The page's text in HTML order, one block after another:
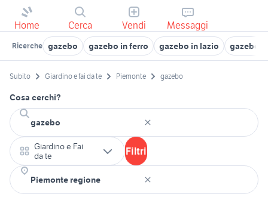
Home Cerca Vendi Messaggi
Ricerche gazebo gazebo in ferro gazebo in lazio gazebo
Subito Giardino e fai da te Piemonte gazebo
Cosa cerchi?
Giardino e Fai
da te
Filtri